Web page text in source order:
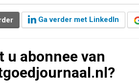
Ga verder met LinkedIn
u abonnee van